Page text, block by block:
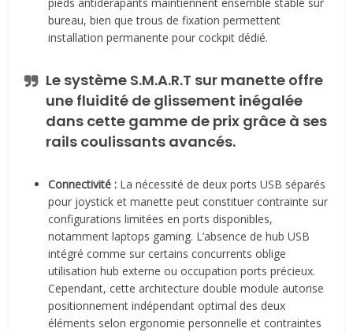
bureau, bien que trous de fixation permettent
installation permanente pour cockpit dédié.
Le système S.M.A.R.T sur manette offre
une fluidité de glissement inégalée
dans cette gamme de prix grâce à ses
rails coulissants avancés.
Connectivité : La nécessité de deux ports USB séparés
pour joystick et manette peut constituer contrainte sur
configurations limitées en ports disponibles,
notamment laptops gaming. L’absence de hub USB
intégré comme sur certains concurrents oblige
utilisation hub externe ou occupation ports précieux.
Cependant, cette architecture double module autorise
positionnement indépendant optimal des deux
éléments selon ergonomie personnelle et contraintes